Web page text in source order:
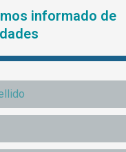
informado de